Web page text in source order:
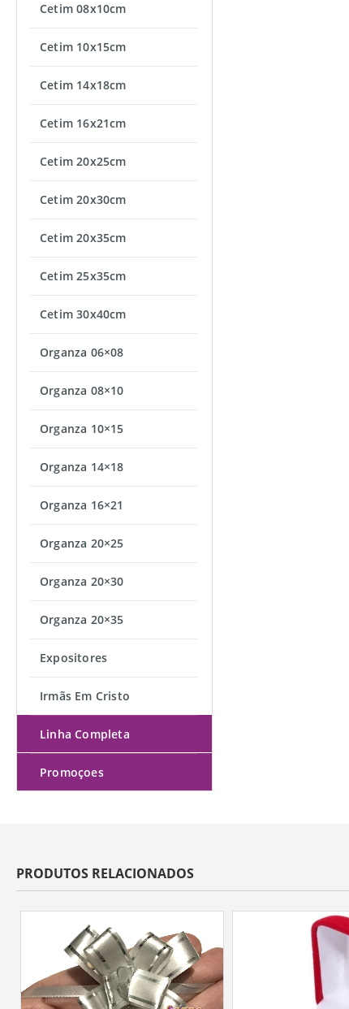
Cetim 08x10cm
Cetim 10x15cm
Cetim 14x18cm
Cetim 16x21cm
Cetim 20x25cm
Cetim 20x30cm
Cetim 20x35cm
Cetim 25x35cm
Cetim 30x40cm
Organza 06×08
Organza 08×10
Organza 10×15
Organza 14×18
Organza 16×21
Organza 20×25
Organza 20×30
Organza 20×35
Expositores
Irmãs Em Cristo
Linha Completa
Promoçoes
PRODUTOS RELACIONADOS